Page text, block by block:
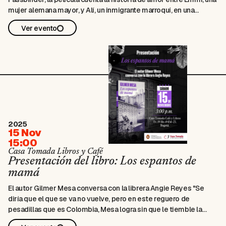
mujer alemana mayor, y Alí, un inmigrante marroquí, en una
sociedad marcada por el racismo, el clasismo y la exclusión. Con
una puesta en escena austera y precisa, Fassbinder muestra
Viernes 16 de enero, 6 pm, entrada libre
Ver evento
2025
15 Nov
15:00
Casa Tomada Libros y Café
Presentación del libro: Los espantos de
mamá
El autor Gilmer Mesa conversa con la librera Angie Reyes "Se
diría que el que se va no vuelve, pero en este reguero de
pesadillas que es Colombia, Mesa logra sin que le tiemble la
mano, como cualquier Dante de barriada, entrar a saco en las